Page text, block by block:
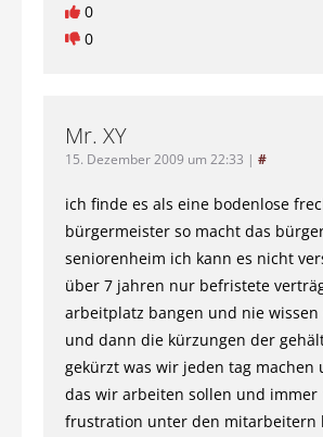
0
0
Mr. XY
15. Dezember 2009 um 22:33 | #
ich finde es als eine bodenlose
bürgermeister so macht das
seniorenheim ich kann es nicht
über 7 jahren nur befristete
arbeitplatz bangen und nie
und dann die kürzungen der
gekürzt was wir jeden tag
das wir arbeiten sollen und immer
frustration unter den mitarbeitern